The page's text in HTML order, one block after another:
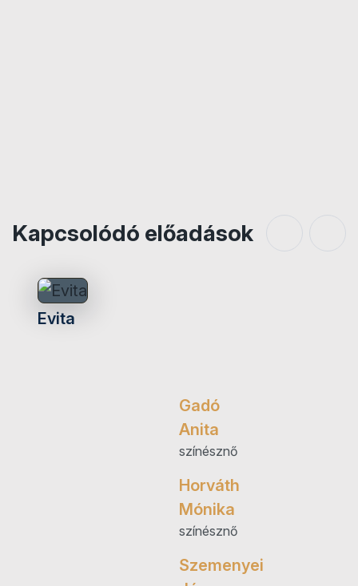
Kapcsolódó előadások
Evita
Gadó
Anita
színésznő
Horváth
Mónika
színésznő
Szemenyei